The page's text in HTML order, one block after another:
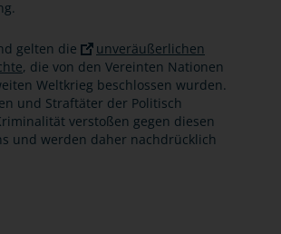
gelten die
unveräußerlichen
, die von den Vereinten Nationen
Weltkrieg beschlossen wurden.
und Straftäter der Politisch
verstoßen gegen diesen
und werden daher nachdrücklich